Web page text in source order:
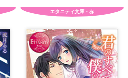
エタニティ文庫・赤